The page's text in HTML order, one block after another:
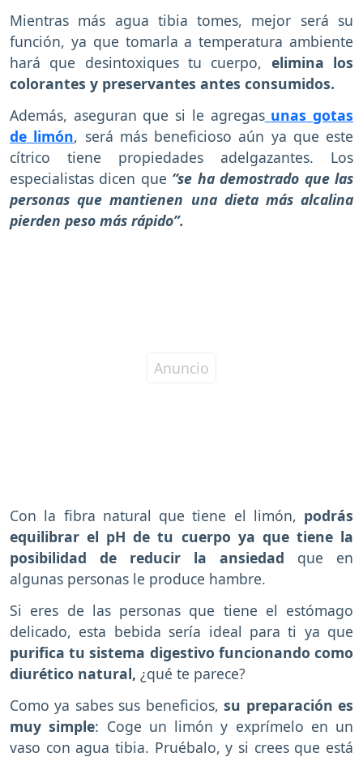
Mientras más agua tibia tomes, mejor será su
función, ya que tomarla a temperatura ambiente
hará que desintoxiques tu cuerpo, elimina los
colorantes y preservantes antes consumidos.
Además, aseguran que si le agregas unas gotas
de limón, será más beneficioso aún ya que este
cítrico tiene propiedades adelgazantes. Los
especialistas dicen que “se ha demostrado que las
personas que mantienen una dieta más alcalina
pierden peso más rápido”.
Con la fibra natural que tiene el limón, podrás
equilibrar el pH de tu cuerpo ya que tiene la
posibilidad de reducir la ansiedad que en
algunas personas le produce hambre.
Si eres de las personas que tiene el estómago
delicado, esta bebida sería ideal para ti ya que
purifica tu sistema digestivo funcionando como
diurético natural, ¿qué te parece?
Como ya sabes sus beneficios,su preparación es
muy simple: Coge un limón y exprímelo en un
vaso con agua tibia. Pruébalo, y si crees que está